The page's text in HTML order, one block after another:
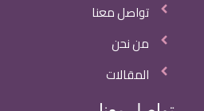
تواصل معنا
من نحن
المقالات